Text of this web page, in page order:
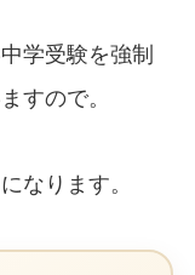
学受験を強制
すので。
なります。